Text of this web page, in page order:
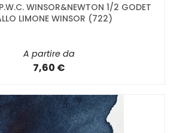
WINSOR&NEWTON 1/2 GODET
LIMONE WINSOR (722)
A partire da
7,60 €